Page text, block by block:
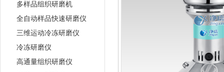
多样品组织研磨机
全自动样品快速研磨仪
三维运动冷冻研磨仪
冷冻研磨仪
高通量组织研磨仪